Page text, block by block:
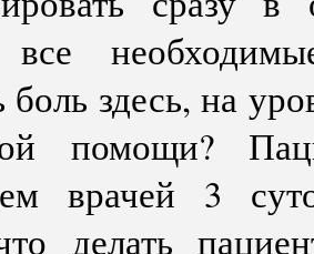
боль здесь, на
помощи?
врачей 3
делать